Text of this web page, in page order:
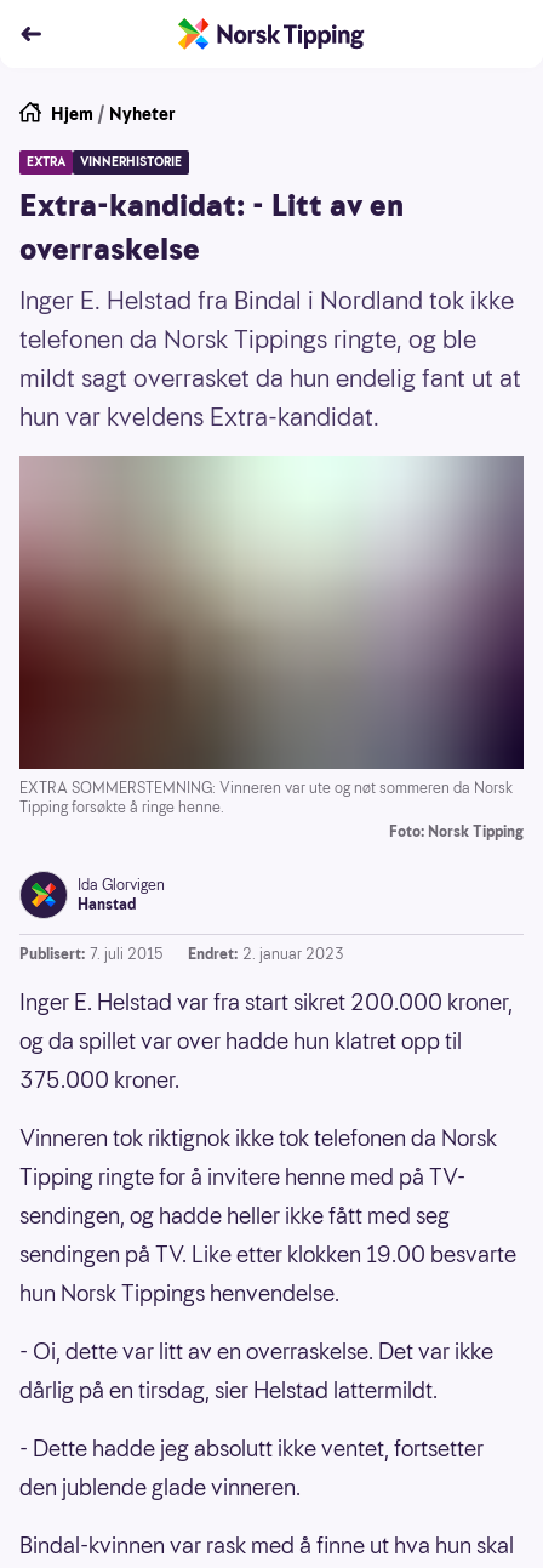
Hjem / Nyheter
EXTRA VINNERHISTORIE
Extra-kandidat: - Litt av en
overraskelse
Inger E. Helstad fra Bindal i Nordland tok ikke
telefonen da Norsk Tippings ringte, og ble
mildt sagt overrasket da hun endelig fant ut at
hun var kveldens Extra-kandidat.
EXTRA SOMMERSTEMNING: Vinneren var ute og nøt sommeren da Norsk
Tipping forsøkte å ringe henne.
Foto: Norsk Tipping
Ida Glorvigen
Hanstad
Publisert: 7. juli 2015 Endret: 2. januar 2023
Inger E. Helstad var fra start sikret 200.000 kroner,
og da spillet var over hadde hun klatret opp til
375.000 kroner.
Vinneren tok riktignok ikke tok telefonen da Norsk
Tipping ringte for å invitere henne med på TV-
sendingen, og hadde heller ikke fått med seg
sendingen på TV. Like etter klokken 19.00 besvarte
hun Norsk Tippings henvendelse.
- Oi, dette var litt av en overraskelse. Det var ikke
dårlig på en tirsdag, sier Helstad lattermildt.
- Dette hadde jeg absolutt ikke ventet, fortsetter
den jublende glade vinneren.
Bindal-kvinnen var rask med å finne ut hva hun skal